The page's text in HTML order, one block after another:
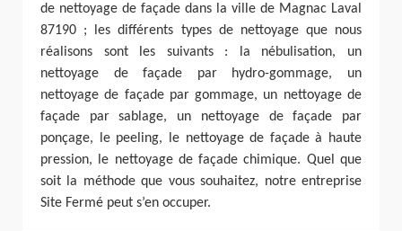
de nettoyage de façade dans la ville de Magnac Laval
87190 ; les différents types de nettoyage que nous
réalisons sont les suivants : la nébulisation, un
nettoyage de façade par hydro-gommage, un
nettoyage de façade par gommage, un nettoyage de
façade par sablage, un nettoyage de façade par
ponçage, le peeling, le nettoyage de façade à haute
pression, le nettoyage de façade chimique. Quel que
soit la méthode que vous souhaitez, notre entreprise
Site Fermé peut s’en occuper.